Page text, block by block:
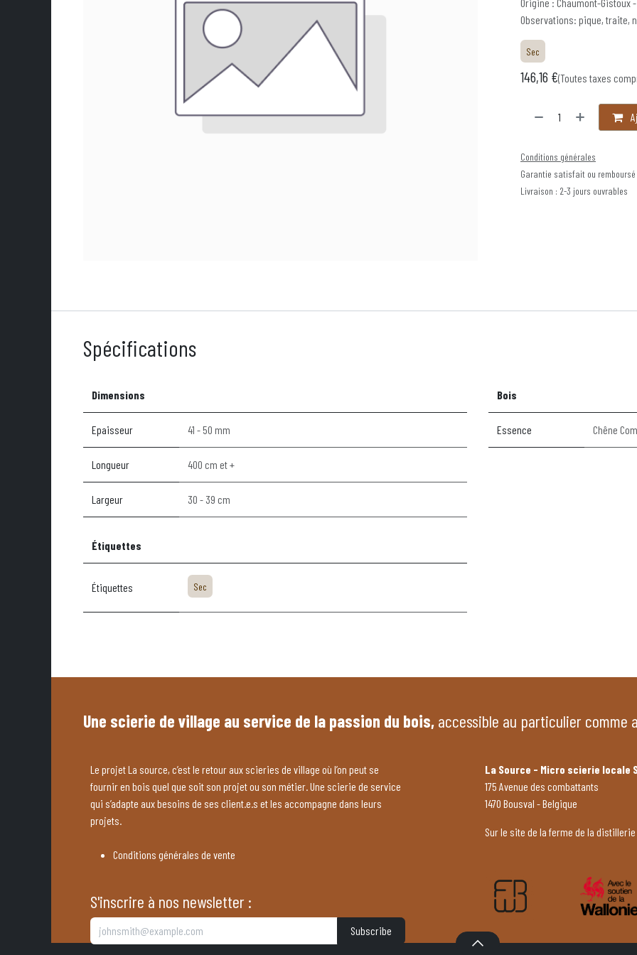
Observations: pique, traite,
Sec
146,16 €(Toutes taxes
Conditions générales
Garantie satisfait ou
Livraison : 2-3 jours ouvrables
Spécifications
Dimensions
Epaisseur 41 - 50 mm
Longueur 400 cm et +
Largeur 30 - 39 cm
Bois
Essence Chêne
Étiquettes
Étiquettes Sec
Une scierie de village au service de la passion du bois, accessible au particulier comme
Le projet La source, c’est le retour aux scieries de village où l’on peut se
fournir en bois quel que soit son projet ou son métier. Une scierie de service
qui s’adapte aux besoins de ses client.e.s et les accompagne dans leurs
projets.
Conditions générales de vente
S'inscrire à nos newsletter :
Subscribe
La Source - Micro scierie locale
175 Avenue des combattants
1470 Bousval - Belgique
Sur le site de la ferme de la distillerie